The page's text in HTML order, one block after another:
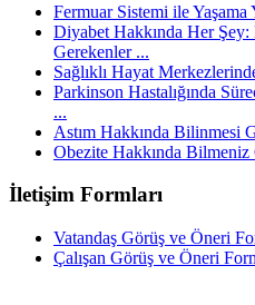
Fermuar Sistemi ile Yaşama
Diyabet Hakkında Her
Gerekenler ...
Sağlıklı Hayat
Parkinson Hastalığında
...
Astım Hakkında Bilinmesi
Obezite Hakkında Bilmeniz
İletişim Formları
Vatandaş Görüş ve Öneri
Çalışan Görüş ve Öneri